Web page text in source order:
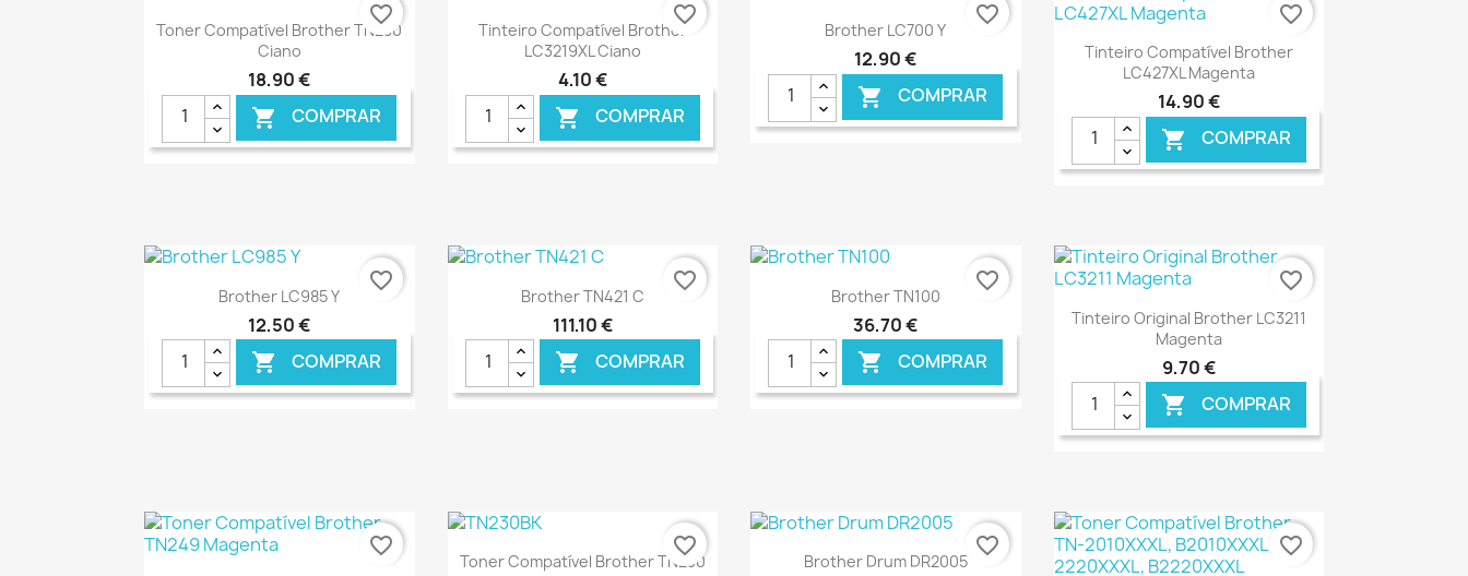
Ver+
Toner Compatível Brother TN230
Ciano
18,90 €
 COMPRAR
favorite_border Ver+
Tinteiro Compatível Brother
LC3219XL Ciano
4,10 €
 COMPRAR
favorite_border Ver+
Brother LC700 Y
12,90 €
 COMPRAR
favorite_border
Ver+
Tinteiro Compatível Brother
LC427XL Magenta
14,90 €
 COMPRAR
favorite_border
Ver+
Brother LC985 Y
12,50 €
 COMPRAR
favorite_border Ver+
Brother TN421 C
111,10 €
 COMPRAR
favorite_border Ver+
Brother TN100
36,70 €
 COMPRAR
favorite_border
Ver+
Tinteiro Original Brother LC3211
Magenta
9,70 €
 COMPRAR
favorite_border
favorite_border Ver+
Toner Compatível Brother TN230
favorite_border Ver+
Brother Drum DR2005
favorite_border favorite_border